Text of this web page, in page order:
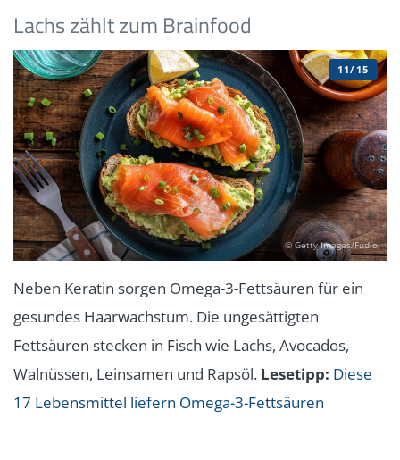
Lachs zählt zum Brainfood
© Getty Images/Fudio
11/15
Neben Keratin sorgen Omega-3-Fettsäuren für ein
gesundes Haarwachstum. Die ungesättigten
Fettsäuren stecken in Fisch wie Lachs, Avocados,
Walnüssen, Leinsamen und Rapsöl. Lesetipp: Diese
17 Lebensmittel liefern Omega-3-Fettsäuren